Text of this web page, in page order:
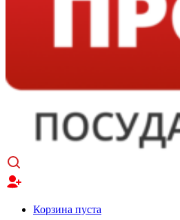
Корзина пуста